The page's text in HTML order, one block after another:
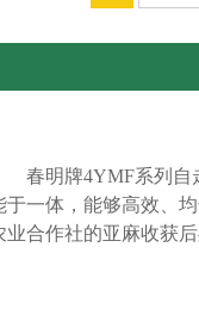
春明牌4YMF系列自
于一体，能够高效、
业合作社的亚麻收获后